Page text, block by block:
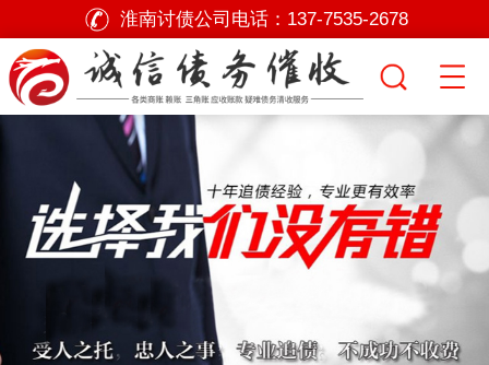
淮南讨债公司电话： 137-7535-2678